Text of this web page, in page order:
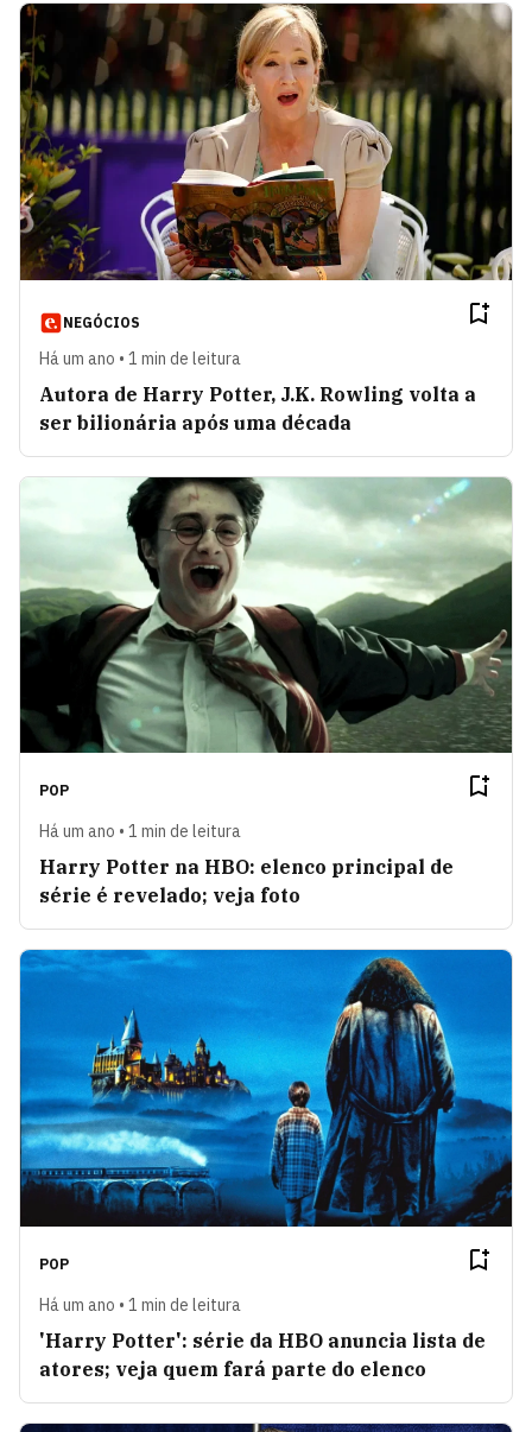
NEGÓCIOS
Há um ano • 1 min de leitura
Autora de Harry Potter, J.K. Rowling volta a
ser bilionária após uma década
POP
Há um ano • 1 min de leitura
Harry Potter na HBO: elenco principal de
série é revelado; veja foto
POP
Há um ano • 1 min de leitura
'Harry Potter': série da HBO anuncia lista de
atores; veja quem fará parte do elenco